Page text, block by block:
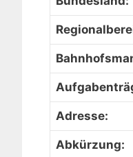
Adresse:
Abkürzung: